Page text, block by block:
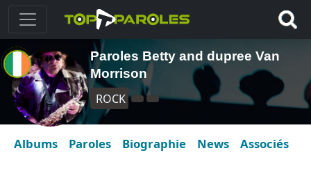
Paroles Betty and dupree Van
Morrison
ROCK
Albums Paroles Biographie News Associés